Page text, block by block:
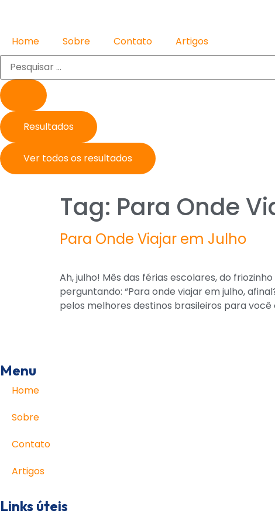
Home Sobre Contato Artigos
Resultados
Ver todos os resultados
Tag: Para Onde
Para Onde Viajar em Julho
Ah, julho! Mês das férias escolares, do
perguntando: “Para onde viajar em julho,
pelos melhores destinos brasileiros para
Menu
Home
Sobre
Contato
Artigos
Links úteis